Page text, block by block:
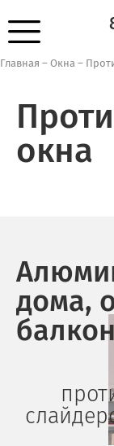
Главная – Окна –
окна
дома,